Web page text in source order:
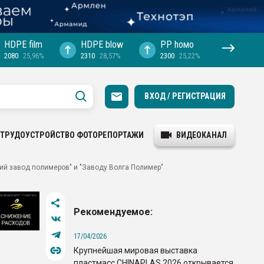
HDPE film
2080 25,96%
HDPE blow
2310 28,57%
PP hомо
2300 25,22%
ВХОД / РЕГИСТРАЦИЯ
ТРУДОУСТРОЙСТВО ФОТОРЕПОРТАЖИ ВИДЕОКАНАЛ
завод полимеров" и "Заводу Волга Полимер"
Рекомендуемое:
17/04/2026
Крупнейшая мировая выставка